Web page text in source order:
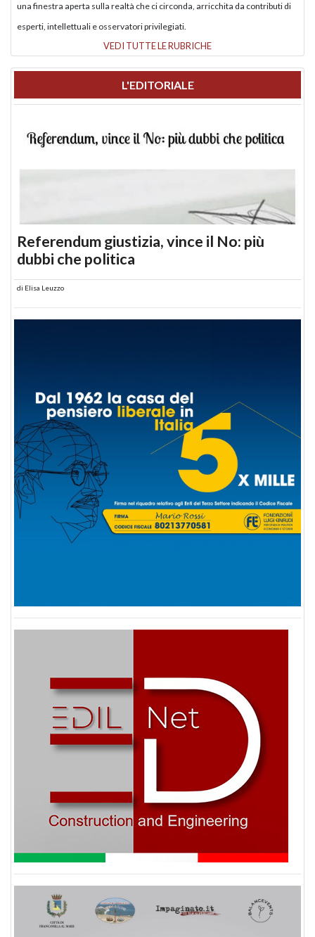
una finestra aperta sulla realtà che ci circonda, arricchita da contributi di
esperti, intellettuali e osservatori privilegiati.
VEDI TUTTE LE RUBRICHE
L'EDITORIALE
Referendum giustizia, vince il No: più
dubbi che politica
di Elisa Leuzzo